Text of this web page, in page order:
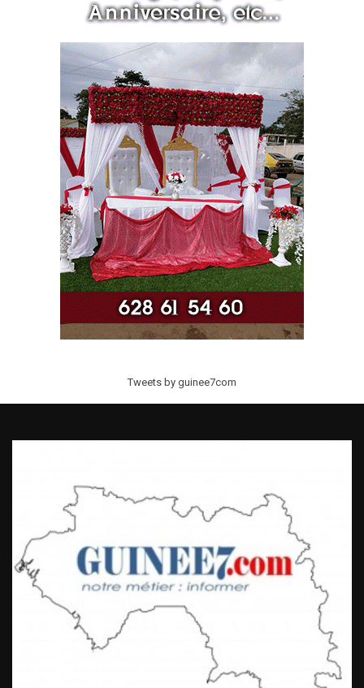
Tweets by guinee7com